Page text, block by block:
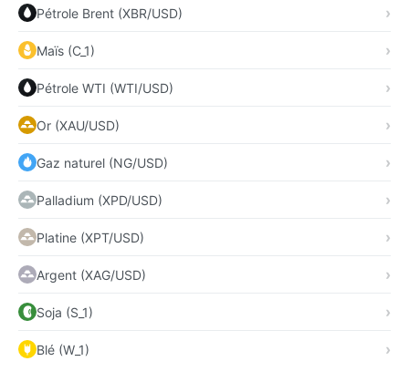
Pétrole Brent (XBR/USD)
Maïs (C_1)
Pétrole WTI (WTI/USD)
Or (XAU/USD)
Gaz naturel (NG/USD)
Palladium (XPD/USD)
Platine (XPT/USD)
Argent (XAG/USD)
Soja (S_1)
Blé (W_1)